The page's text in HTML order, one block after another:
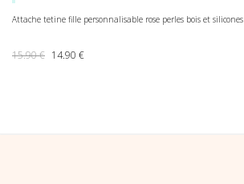
Attache tetine fille personnalisable rose perles bois et silicones
15.90€ Le prix initial était : 15.90 €.
14.90 €Le prix actuel est : 14.90 €.